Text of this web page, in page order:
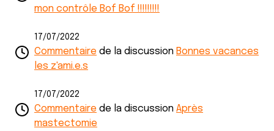
mon contrôle Bof Bof !!!!!!!!!
17/07/2022
Commentaire de la discussion Bonnes vacances
les z'ami.e.s
17/07/2022
Commentaire de la discussion Après
mastectomie